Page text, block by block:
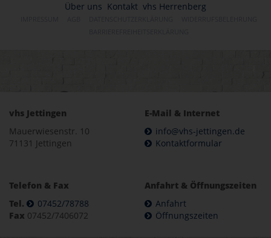
Über uns Kontakt vhs Herrenberg
vhs Jettingen
Mauerwiesenstr. 10
71131 Jettingen
E-Mail & Internet
info@vhs-jettingen.de
Kontaktformular
Telefon & Fax
Tel.
07452/78788
Fax 07452/7406072
Anfahrt & Öffnungszeiten
Anfahrt
Öffnungszeiten